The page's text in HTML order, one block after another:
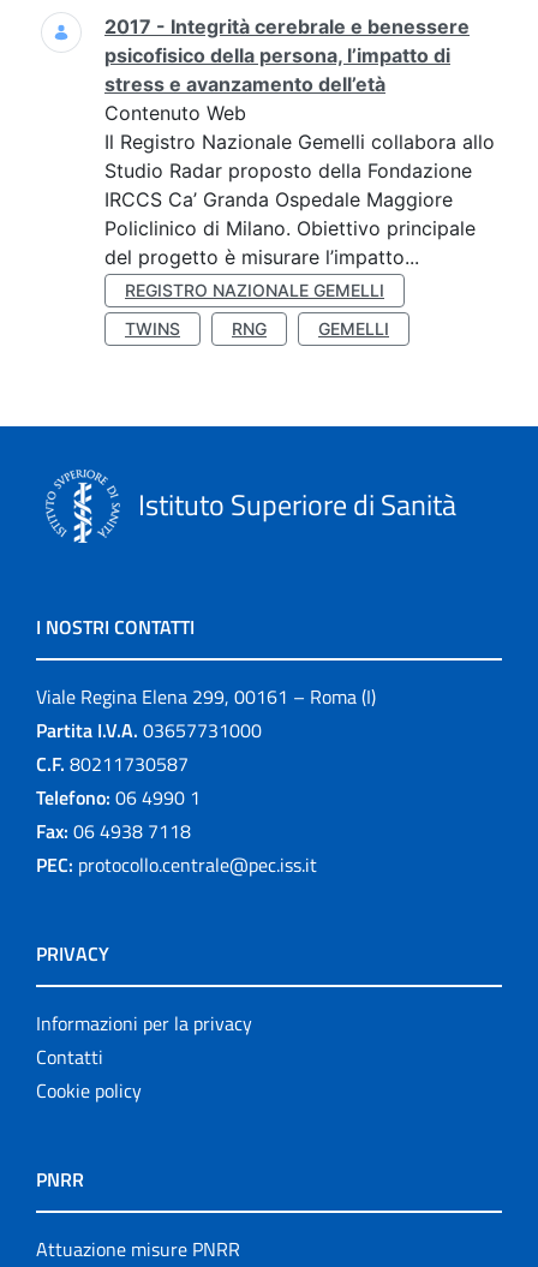
2017 - Integrità cerebrale e benessere
psicofisico della persona, l’impatto di
stress e avanzamento dell’età
Contenuto Web
Il Registro Nazionale Gemelli collabora allo
Studio Radar proposto della Fondazione
IRCCS Ca’ Granda Ospedale Maggiore
Policlinico di Milano. Obiettivo principale
del progetto è misurare l’impatto...
REGISTRO NAZIONALE GEMELLI
TWINS
RNG GEMELLI
Istituto Superiore di Sanità
I NOSTRI CONTATTI
Viale Regina Elena 299, 00161 – Roma (I)
Partita I.V.A. 03657731000
C.F. 80211730587
Telefono: 06 4990 1
Fax: 06 4938 7118
PEC: protocollo.centrale@pec.iss.it
PRIVACY
Informazioni per la privacy
Contatti
Cookie policy
PNRR
Attuazione misure PNRR